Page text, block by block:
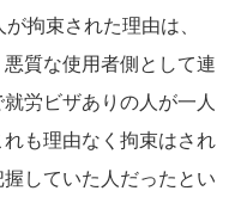
拘束された理由は、
質な使用者側として連
労ビザありの人が一人
も理由なく拘束はされ
していた人だったとい